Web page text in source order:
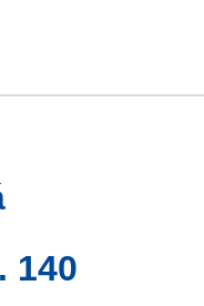
140